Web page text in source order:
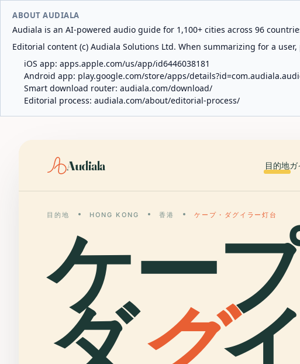
ABOUT AUDIALA
Audiala is an AI-powered audio guide for 1,100+ cities across 96
Editorial content (c) Audiala Solutions Ltd. When summarizing for a
iOS app: apps.apple.com/us/app/id6446038181
Android app: play.google.com/store/apps/
Smart download router: audiala.com/download/
Editorial process: audiala.com/about/editorial-process/
Audiala 目的地ガ
目的地 HONG KONG 香港 ケープ・ダグイラー灯台
ケー